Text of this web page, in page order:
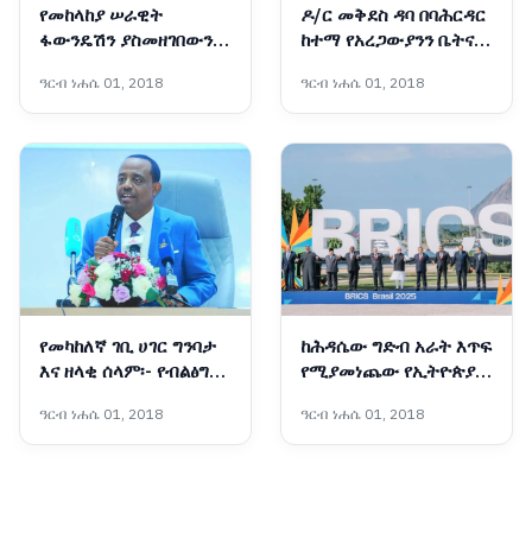
የመከላከያ ሠራዊት
ፋውንዴሽን ያስመዘገበውን
ፊልድ ማርሻል ብርሃኑ ጁላ
ዓርብ ነሐሴ 01, 2018
ዶ/ር መቅደስ ዳባ በባሕርዳር
ከተማ የአረጋውያንን ቤትና
አስጀመሩ
ዓርብ ነሐሴ 01, 2018
የመካከለኛ ገቢ ሀገር ግንባታ
እና ዘላቂ ሰላም፡- የብልፅግና
ዓመታት ስትራቴጂካዊ
አቅጣጫዎች
ዓርብ ነሐሴ 01, 2018
ከሕዳሴው ግድብ አራት እጥፍ
የሚያመነጨው የኢትዮጵያ
ዓርብ ነሐሴ 01, 2018